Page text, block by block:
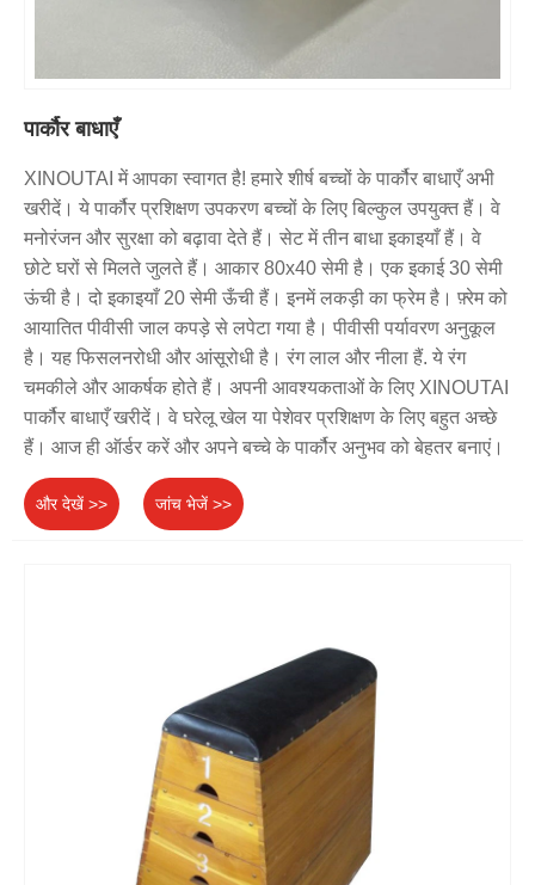
पार्कौर बाधाएँ
XINOUTAI में आपका स्वागत है! हमारे शीर्ष बच्चों के पार्कौर बाधाएँ अभी
खरीदें। ये पार्कौर प्रशिक्षण उपकरण बच्चों के लिए बिल्कुल उपयुक्त हैं। वे
मनोरंजन और सुरक्षा को बढ़ावा देते हैं। सेट में तीन बाधा इकाइयाँ हैं। वे
छोटे घरों से मिलते जुलते हैं। आकार 80x40 सेमी है। एक इकाई 30 सेमी
ऊंची है। दो इकाइयाँ 20 सेमी ऊँची हैं। इनमें लकड़ी का फ्रेम है। फ़्रेम को
आयातित पीवीसी जाल कपड़े से लपेटा गया है। पीवीसी पर्यावरण अनुकूल
है। यह फिसलनरोधी और आंसूरोधी है। रंग लाल और नीला हैं. ये रंग
चमकीले और आकर्षक होते हैं। अपनी आवश्यकताओं के लिए XINOUTAI
पार्कौर बाधाएँ खरीदें। वे घरेलू खेल या पेशेवर प्रशिक्षण के लिए बहुत अच्छे
हैं। आज ही ऑर्डर करें और अपने बच्चे के पार्कौर अनुभव को बेहतर बनाएं।
और देखें >> जांच भेजें >>